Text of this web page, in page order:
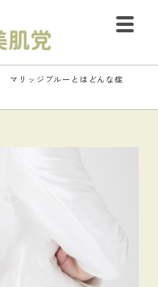
マリッジブルーとはどんな症